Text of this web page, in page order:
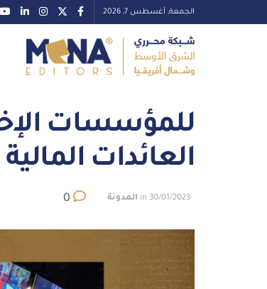
الجمعة, أغسطس 7, 2026
للمؤسسات
العائدات المالية
30/01/2023
in المدونة